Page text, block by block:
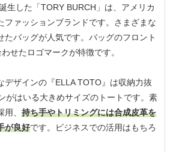
生した「TORY BURCH」は、アメリカ
ファッションブランドです。さまざまな
たバッグが人気です。バッグのフロント
せたロゴマークが特徴です。
デザインの『ELLA TOTO』は収納力抜
がはいる大きめサイズのトートです。素
、 持ち手やトリミングには合成皮革を
が良好です。ビジネスでの活用はもちろ